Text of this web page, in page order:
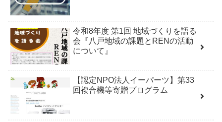
令和8年度 第1回 地域づくりを語る
会『八戸地域の課題とRENの活動
について』
【認定NPO法人イーパーツ】第33
回複合機等寄贈プログラム